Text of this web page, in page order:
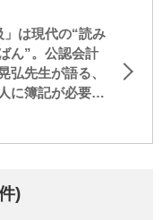
」は現代の“読み
ん”。公認会計
弘先生が語る、
に簿記が必要な
)